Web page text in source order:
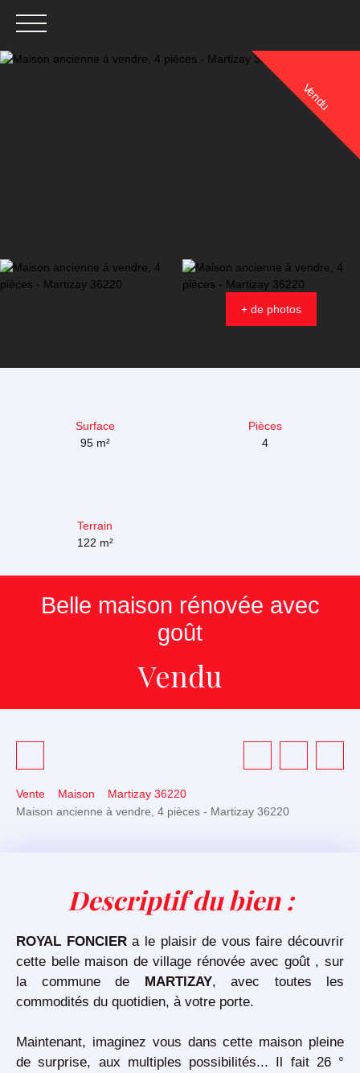
Vendu
+ de photos
Surface
95 m²
Pièces
4
Terrain
122 m²
Belle maison rénovée avec
goût
Vendu
Vente Maison
Martizay 36220
Maison ancienne à vendre, 4 pièces - Martizay 36220
Descriptif du bien:
ROYAL FONCIERa le plaisir de vous faire découvrir
cette belle maison de village rénovée avec goût , sur
la commune de MARTIZAY, avec toutes les
commodités du quotidien, à votre porte.
Maintenant, imaginez vous dans cette maison pleine
de surprise, aux multiples possibilités... Il fait 26 °